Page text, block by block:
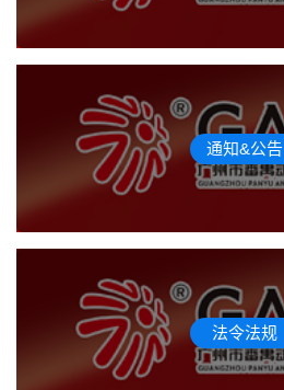
通知&公告
法令法规